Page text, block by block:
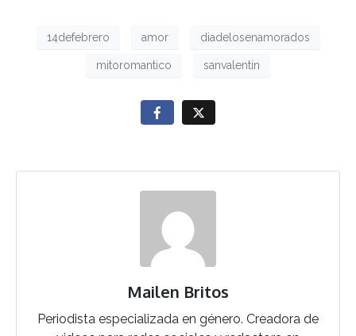
14defebrero amor diadelosenamorados
mitoromantico sanvalentin
Mailen Britos
Periodista especializada en género. Creadora de